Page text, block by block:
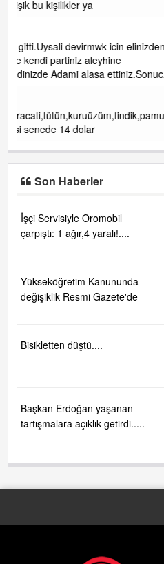
ibrahim yalçınkaya
kemer mezarlık altı
gelin EREĞLİ BELEDİYESİ
de RUHİ CÖBEKOĞLU
yaz geldi layyy layyy layy
ekmek fabrikası kent
konserleri diyor
Son Haberler
İşçi Servisiyle Oromobil
çarpıştı: 1 ağır,4 yaralı!....
Yükseköğretim Kanununda
değişiklik Resmi Gazete'de
Bisikletten düştü....
Başkan Erdoğan yaşanan
tartışmalara açıklık getirdi.....